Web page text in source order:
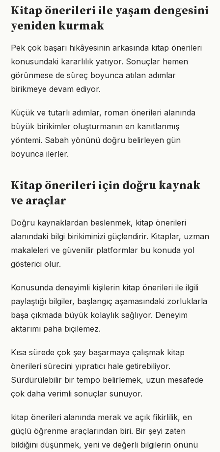
Kitap önerileri ile yaşam dengesini
yeniden kurmak
Pek çok başarı hikâyesinin arkasında kitap önerileri
konusundaki kararlılık yatıyor. Sonuçlar hemen
görünmese de süreç boyunca atılan adımlar
birikmeye devam ediyor.
Küçük ve tutarlı adımlar, roman önerileri alanında
büyük birikimler oluşturmanın en kanıtlanmış
yöntemi. Sabah yönünü doğru belirleyen gün
boyunca ilerler.
Kitap önerileri için doğru kaynak
ve araçlar
Doğru kaynaklardan beslenmek, kitap önerileri
alanındaki bilgi birikiminizi güçlendirir. Kitaplar, uzman
makaleleri ve güvenilir platformlar bu konuda yol
gösterici olur.
Konusunda deneyimli kişilerin kitap önerileri ile ilgili
paylaştığı bilgiler, başlangıç aşamasındaki zorluklarla
başa çıkmada büyük kolaylık sağlıyor. Deneyim
aktarımı paha biçilemez.
Kısa sürede çok şey başarmaya çalışmak kitap
önerileri sürecini yıpratıcı hale getirebiliyor.
Sürdürülebilir bir tempo belirlemek, uzun mesafede
çok daha verimli sonuçlar sunuyor.
kitap önerileri alanında merak ve açık fikirlilik, en
güçlü öğrenme araçlarından biri. Bir şeyi zaten
bildiğini düşünmek, yeni ve değerli bilgilerin önünü